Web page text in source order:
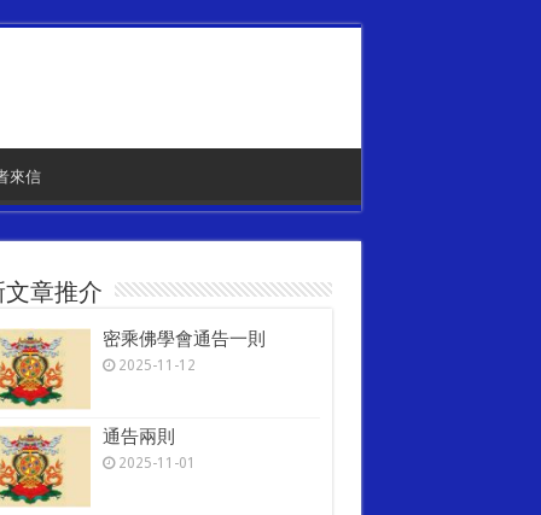
來信
文章推介
密乘佛學會通告一則
2025-11-12
通告兩則
2025-11-01